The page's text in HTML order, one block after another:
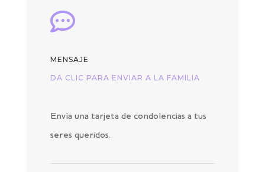

MENSAJE
DA CLIC PARA ENVIAR A LA FAMILIA
Envía una tarjeta de condolencias a tus
seres queridos.